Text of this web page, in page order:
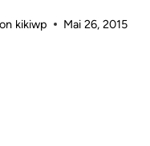
kikiwp Mai 26, 2015